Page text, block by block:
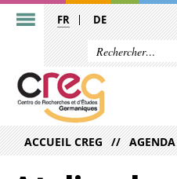
FR DE
ACCUEIL CREG AGENDA